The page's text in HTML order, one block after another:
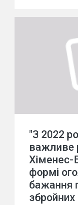
"З 2022
важливе
Хіменес-
формі
бажання
збройних